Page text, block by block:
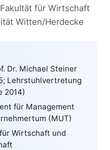
für Wirtschaft
Witten/Herdecke
Dr. Michael Steiner
; Lehrstuhlvertretung
2014)
für Management
(MUT)
Wirtschaft und